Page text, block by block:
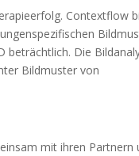
Contextflow
beträchtlich. Die
Bildmuster von
mit ihren Partnern